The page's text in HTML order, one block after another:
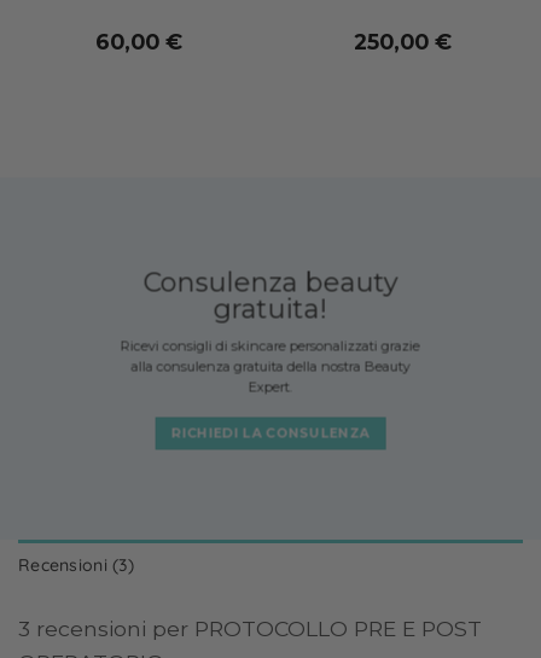
60,00 € 250,00 €
Consulenza beauty
gratuita!
Ricevi consigli di skincare personalizzati grazie
alla consulenza gratuita della nostra Beauty
Expert.
RICHIEDI LA CONSULENZA
Recensioni (3)
3 recensioni per PROTOCOLLO PRE E POST